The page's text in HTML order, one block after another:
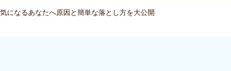
になるあなたへ原因と簡単な落とし方を大公開